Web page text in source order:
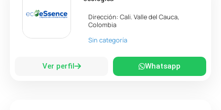
Dirección:Cali.Valle del Cauca,
Colombia
Sin categoría
Ver perfil Whatsapp